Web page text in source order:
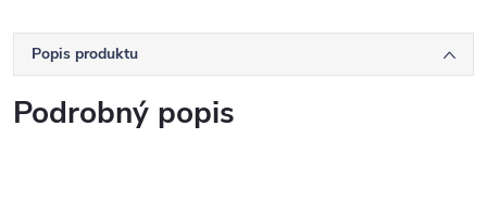
Popis produktu
Podrobný popis